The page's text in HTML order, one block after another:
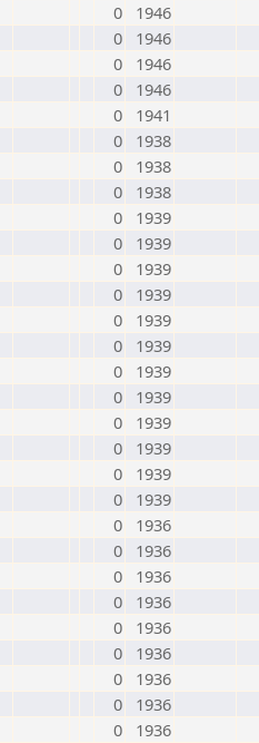
0
1946
0
1946
0
1946
0
1946
0
1941
0
1938
0
1938
0
1938
0
1939
0
1939
0
1939
0
1939
0
1939
0
1939
0
1939
0
1939
0
1939
0
1939
0
1939
0
1939
0
1936
0
1936
0
1936
0
1936
0
1936
0
1936
0
1936
0
1936
0
1936